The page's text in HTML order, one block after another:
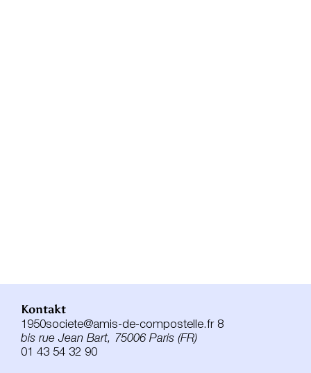
Kontakt
1950societe@amis-de-compostelle.fr 8
bis rue Jean Bart, 75006 Paris (FR)
01 43 54 32 90